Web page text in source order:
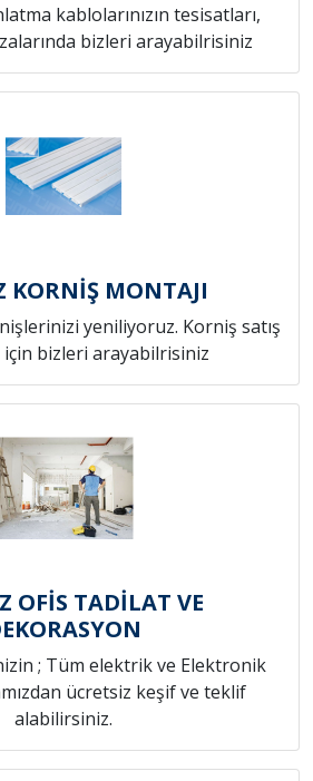
kablolarınızın tesisatları,
bizleri arayabilrisiniz
KORNİŞ MONTAJI
yeniliyoruz. Korniş satış
bizleri arayabilrisiniz
OFİS TADİLAT VE
; Tüm elektrik ve Elektronik
ücretsiz keşif ve teklif
alabilirsiniz.